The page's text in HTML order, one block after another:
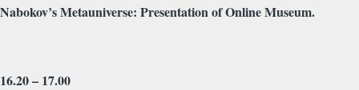
Nabokov’sMetauniverse: PresentationofOnlineMuseum.
16.20 – 17.00